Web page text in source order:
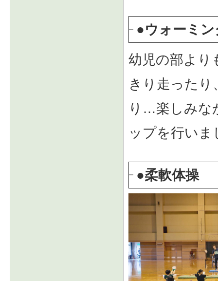
●ウォーミ
幼児の部より
きり走った
り…楽しみな
ップを行いま
●柔軟体操